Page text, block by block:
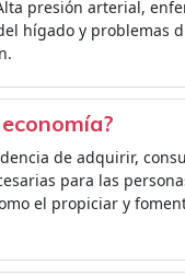
presión arterial,
hígado y problemas
de adquirir,
para las
el propiciar y